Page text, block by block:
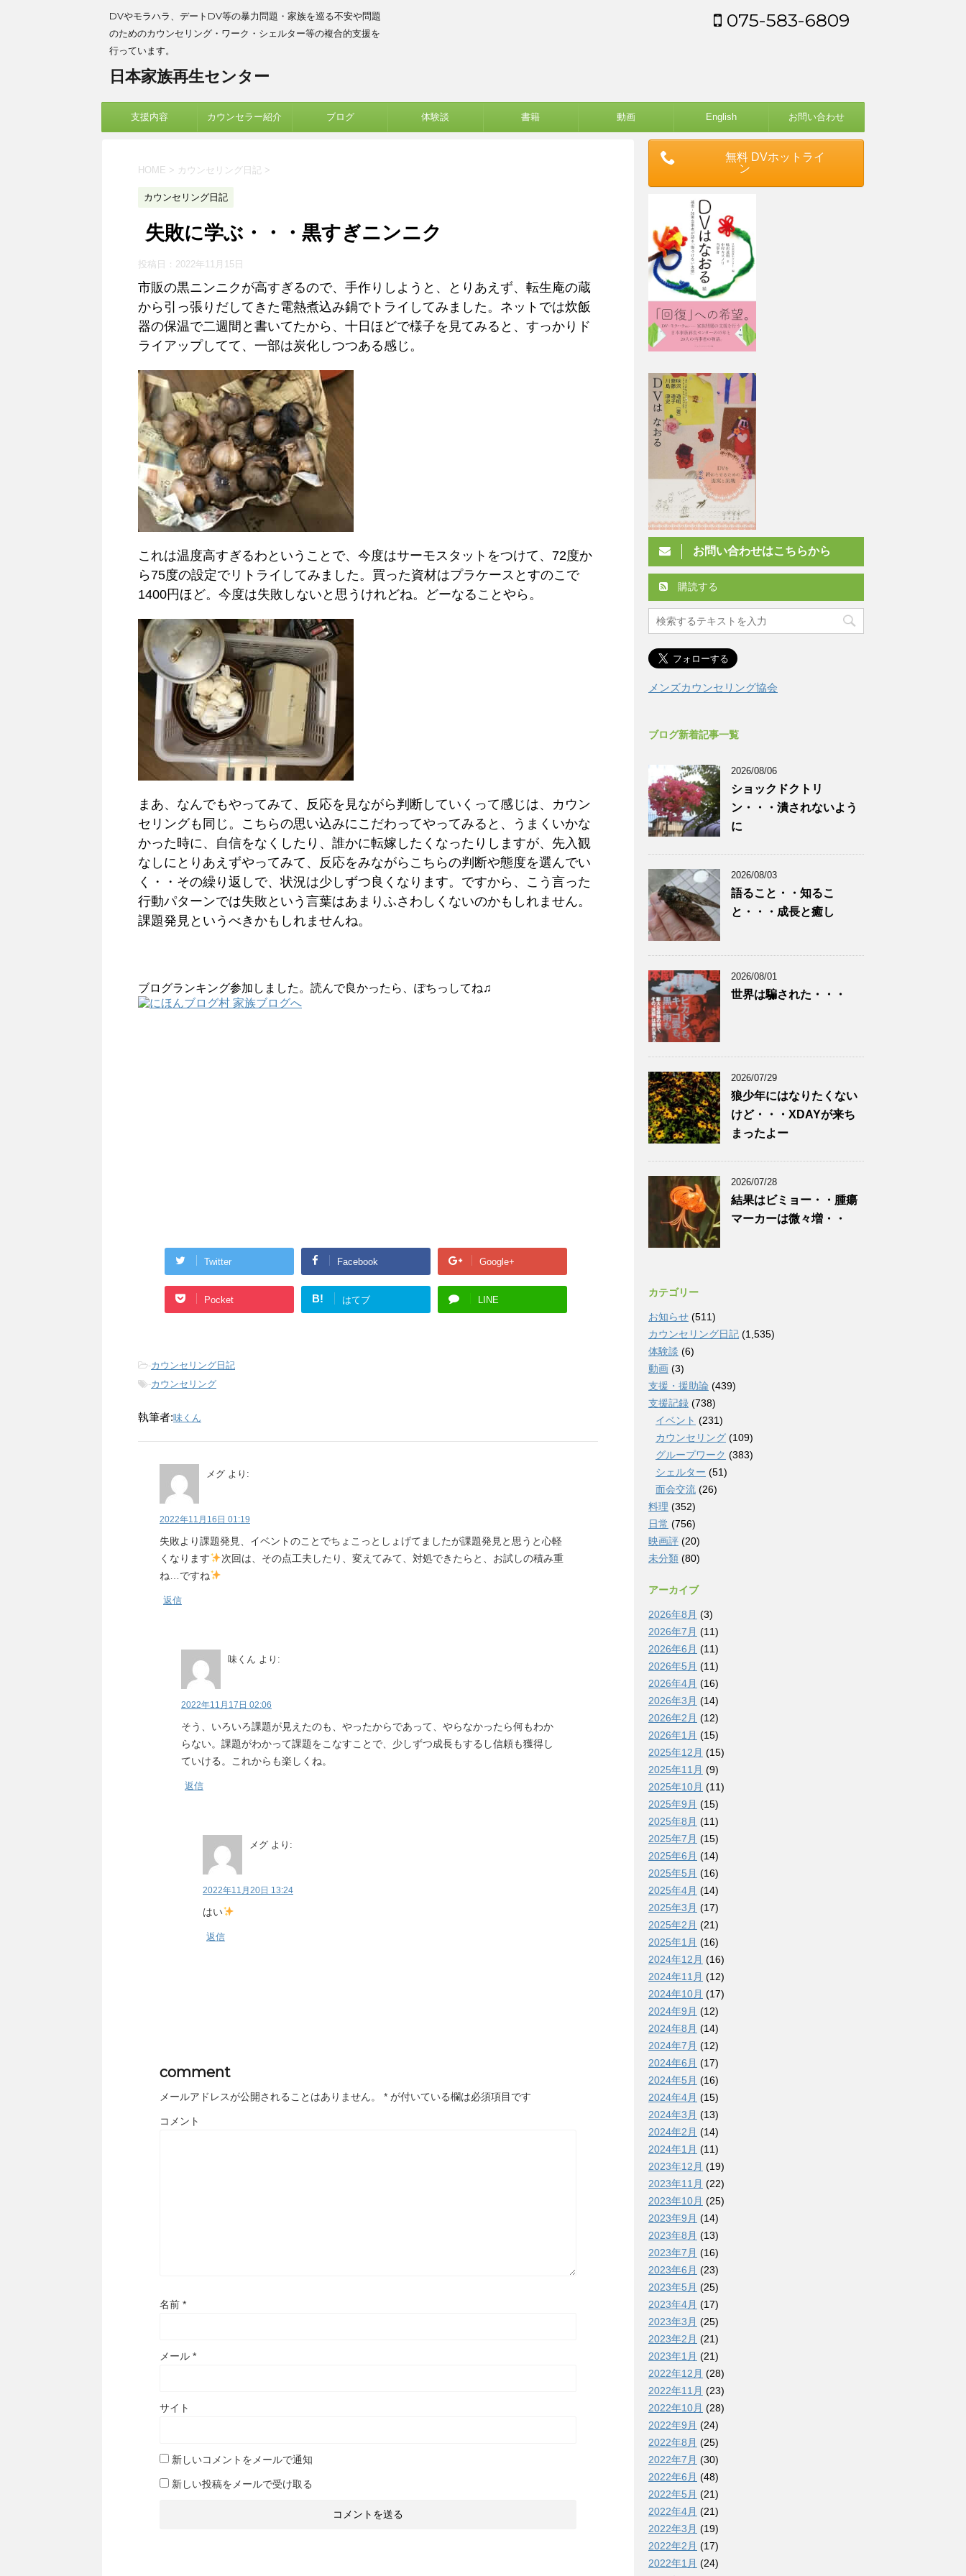
DVやモラハラ、デートDV等の暴力問題・家族を巡る不安や問題
のためのカウンセリング・ワーク・シェルター等の複合的支援を
行っています。
日本家族再生センター
075-583-6809
支援内容 カウンセラー紹介 ブログ 体験談 書籍 動画 English お問い合わせ
HOME > カウンセリング日記 >
カウンセリング日記
失敗に学ぶ・・・黒すぎニンニク
投稿日： 2022年11月15日
市販の黒ニンニクが高すぎるので、手作りしようと、とりあえず、転生庵の蔵
から引っ張りだしてきた電熱煮込み鍋でトライしてみました。ネットでは炊飯
器の保温で二週間と書いてたから、十日ほどで様子を見てみると、すっかりド
ライアップしてて、一部は炭化しつつある感じ。
これは温度高すぎるわということで、今度はサーモスタットをつけて、72度か
ら75度の設定でリトライしてみました。買った資材はプラケースとすのこで
1400円ほど。今度は失敗しないと思うけれどね。どーなることやら。
まあ、なんでもやってみて、反応を見ながら判断していくって感じは、カウン
セリングも同じ。こちらの思い込みにこだわってやってみると、うまくいかな
かった時に、自信をなくしたり、誰かに転嫁したくなったりしますが、先入観
なしにとりあえずやってみて、反応をみながらこちらの判断や態度を選んでい
く・・その繰り返しで、状況は少しずつ良くなります。ですから、こう言った
行動パターンでは失敗という言葉はあまりふさわしくないのかもしれません。
課題発見というべきかもしれませんね。
ブログランキング参加しました。読んで良かったら、ぽちっしてね♫
Twitter Facebook Google+
Pocket B! はてブ LINE
-カウンセリング日記
-カウンセリング
執筆者:味くん
メグ より:
2022年11月16日 01:19
失敗より課題発見、イベントのことでちょこっとしょげてましたが課題発見と思うと心軽
くなります
次回は、その点工夫したり、変えてみて、対処できたらと、お試しの積み重
ね…ですね
返信
味くん より:
2022年11月17日 02:06
そう、いろいろ課題が見えたのも、やったからであって、やらなかったら何もわか
らない。課題がわかって課題をこなすことで、少しずつ成長もするし信頼も獲得し
ていける。これからも楽しくね。
返信
メグ より:
2022年11月20日 13:24
はい
返信
comment
メールアドレスが公開されることはありません。 * が付いている欄は必須項目です
コメント
名前 *
メール *
サイト
新しいコメントをメールで通知
新しい投稿をメールで受け取る
無料 DVホットライ
ン
お問い合わせはこちらから
購読する
メンズカウンセリング協会
ブログ新着記事一覧
2026/08/06
ショックドクトリ
ン・・・潰されないよう
に
2026/08/03
語ること・・知るこ
と・・・成長と癒し
2026/08/01
世界は騙された・・・
2026/07/29
狼少年にはなりたくない
けど・・・XDAYが来ち
まったよー
2026/07/28
結果はビミョー・・腫瘍
マーカーは微々増・・
カテゴリー
お知らせ (511)
カウンセリング日記 (1,535)
体験談 (6)
動画 (3)
支援・援助論 (439)
支援記録 (738)
イベント (231)
カウンセリング (109)
グループワーク (383)
シェルター (51)
面会交流 (26)
料理 (352)
日常 (756)
映画評 (20)
未分類 (80)
アーカイブ
2026年8月 (3)
2026年7月 (11)
2026年6月 (11)
2026年5月 (11)
2026年4月 (16)
2026年3月 (14)
2026年2月 (12)
2026年1月 (15)
2025年12月 (15)
2025年11月 (9)
2025年10月 (11)
2025年9月 (15)
2025年8月 (11)
2025年7月 (15)
2025年6月 (14)
2025年5月 (16)
2025年4月 (14)
2025年3月 (17)
2025年2月 (21)
2025年1月 (16)
2024年12月 (16)
2024年11月 (12)
2024年10月 (17)
2024年9月 (12)
2024年8月 (14)
2024年7月 (12)
2024年6月 (17)
2024年5月 (16)
2024年4月 (15)
2024年3月 (13)
2024年2月 (14)
2024年1月 (11)
2023年12月 (19)
2023年11月 (22)
2023年10月 (25)
2023年9月 (14)
2023年8月 (13)
2023年7月 (16)
2023年6月 (23)
2023年5月 (25)
2023年4月 (17)
2023年3月 (25)
2023年2月 (21)
2023年1月 (21)
2022年12月 (28)
2022年11月 (23)
2022年10月 (28)
2022年9月 (24)
2022年8月 (25)
2022年7月 (30)
2022年6月 (48)
2022年5月 (21)
2022年4月 (21)
2022年3月 (19)
2022年2月 (17)
2022年1月 (24)